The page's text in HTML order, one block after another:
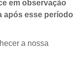
em observação
após esse período
a nossa